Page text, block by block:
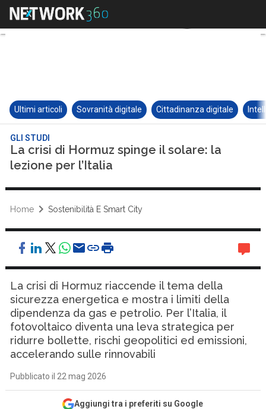
Ultimi articoli Sovranità digitale Cittadinanza digitale
GLI STUDI
La crisi di Hormuz spinge il solare: la
lezione per l’Italia
Home Sostenibilità E Smart City
La crisi di Hormuz riaccende il tema della
sicurezza energetica e mostra i limiti della
dipendenza da gas e petrolio. Per l’Italia, il
fotovoltaico diventa una leva strategica per
ridurre bollette, rischi geopolitici ed emissioni,
accelerando sulle rinnovabili
Pubblicato il 22 mag 2026
Aggiungi tra i preferiti su Google